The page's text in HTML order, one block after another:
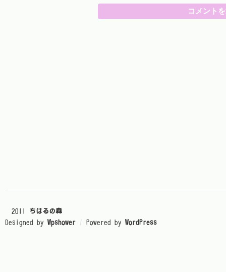
© 2011 ちはるの森
Designed by Wpshower / Powered by WordPress